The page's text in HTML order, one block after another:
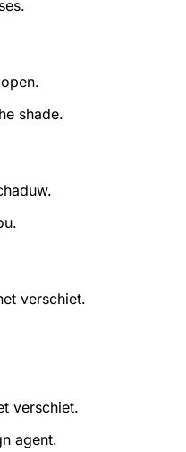
shade.
verschiet.
verschiet.
agent.